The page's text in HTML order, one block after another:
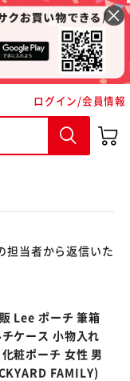
ログイン/会員情報
担当者から返信いた
Lee ポーチ 筆箱
ケース 小物入れ
粧ポーチ 女性 男
FAMILY)